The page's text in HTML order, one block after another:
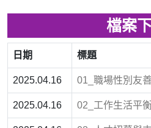
檔案
日期 標題
2025.04.16 01_職場性別友
2025.04.16 02_工作生活平